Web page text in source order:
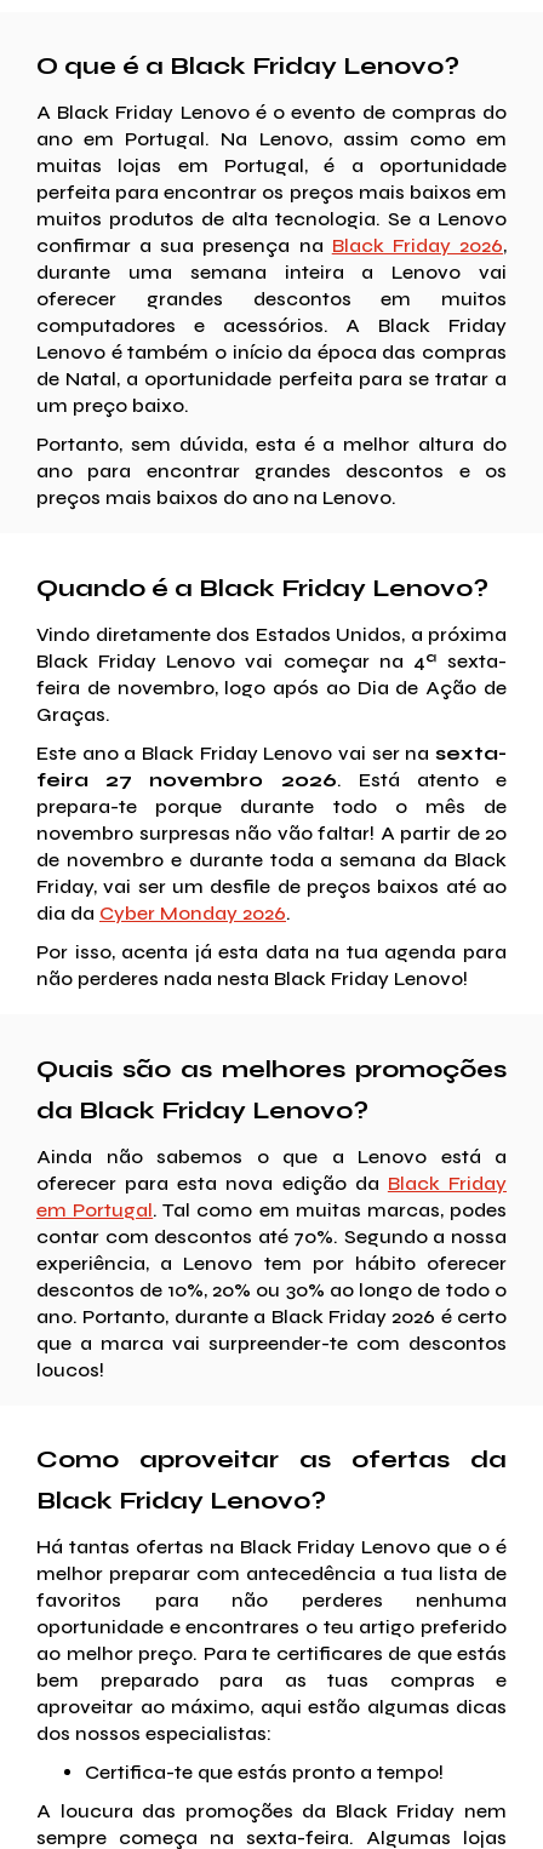
O que é a Black Friday Lenovo?
A Black Friday Lenovo é o evento de compras do
ano em Portugal. Na Lenovo, assim como em
muitas lojas em Portugal, é a oportunidade
perfeita para encontrar os preços mais baixos em
muitos produtos de alta tecnologia. Se a Lenovo
confirmar a sua presença na Black Friday 2026,
durante uma semana inteira a Lenovo vai
oferecer grandes descontos em muitos
computadores e acessórios. A Black Friday
Lenovo é também o início da época das compras
de Natal, a oportunidade perfeita para se tratar a
um preço baixo.
Portanto, sem dúvida, esta é a melhor altura do
ano para encontrar grandes descontos e os
preços mais baixos do ano na Lenovo.
Quando é a Black Friday Lenovo?
Vindo diretamente dos Estados Unidos, a próxima
Black Friday Lenovo vai começar na 4ª sexta-
feira de novembro, logo após ao Dia de Ação de
Graças.
Este ano a Black Friday Lenovo vai ser na sexta-
feira 27 novembro 2026. Está atento e
prepara-te porque durante todo o mês de
novembro surpresas não vão faltar! A partir de 20
de novembro e durante toda a semana da Black
Friday, vai ser um desfile de preços baixos até ao
dia da Cyber Monday 2026.
Por isso, acenta já esta data na tua agenda para
não perderes nada nesta Black Friday Lenovo!
Quais são as melhores promoções
da Black Friday Lenovo?
Ainda não sabemos o que a Lenovo está a
oferecer para esta nova edição da Black Friday
em Portugal. Tal como em muitas marcas, podes
contar com descontos até 70%. Segundo a nossa
experiência, a Lenovo tem por hábito oferecer
descontos de 10%, 20% ou 30% ao longo de todo o
ano. Portanto, durante a Black Friday 2026 é certo
que a marca vai surpreender-te com descontos
loucos!
Como aproveitar as ofertas da
Black Friday Lenovo?
Há tantas ofertas na Black Friday Lenovo que o é
melhor preparar com antecedência a tua lista de
favoritos para não perderes nenhuma
oportunidade e encontrares o teu artigo preferido
ao melhor preço. Para te certificares de que estás
bem preparado para as tuas compras e
aproveitar ao máximo, aqui estão algumas dicas
dos nossos especialistas:
Certifica-te que estás pronto a tempo!
A loucura das promoções da Black Friday nem
sempre começa na sexta-feira. Algumas lojas